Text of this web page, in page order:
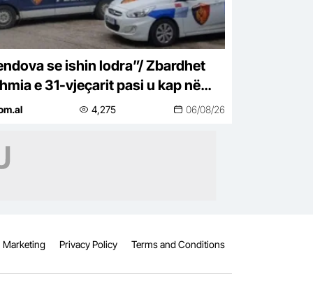
se ishin lodra”/ Zbardhet
e 31-vjeçarit pasi u kap në
me 4 pistoleta Glock në
4,275 06/08/26
Marketing Privacy Policy Terms and Conditions